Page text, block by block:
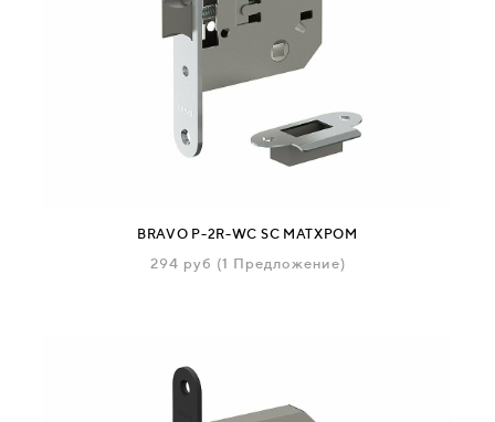
BRAVO P-2R-WC SC МАТХРОМ
294 руб (1 Предложение)